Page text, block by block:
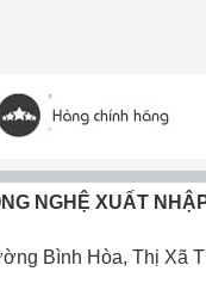
NGHỆ XUẤT
Bình Hòa, Thị Xã